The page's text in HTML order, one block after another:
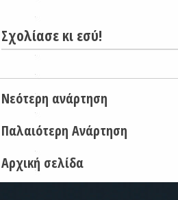
Σχολίασε κι εσύ!
Νεότερη ανάρτηση
Παλαιότερη Ανάρτηση
Αρχική σελίδα